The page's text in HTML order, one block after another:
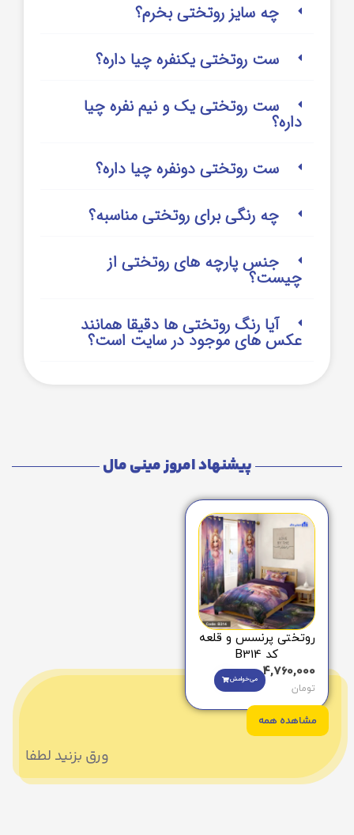
چه سایز روتختی بخرم؟
ست روتختی یکنفره چیا داره؟
ست روتختی یک و نیم نفره چیا
داره؟
ست روتختی دونفره چیا داره؟
چه رنگی برای روتختی مناسبه؟
جنس پارچه های روتختی از
چیست؟
آیا رنگ روتختی ها دقیقا همانند
عکس های موجود در سایت است؟
پیشنهاد امروز مینی مال
روتختی پرنسس و قلعه
کد B314
4,760,000
تومان
می‌خوامش
مشاهده همه
ورق بزنید لطفا